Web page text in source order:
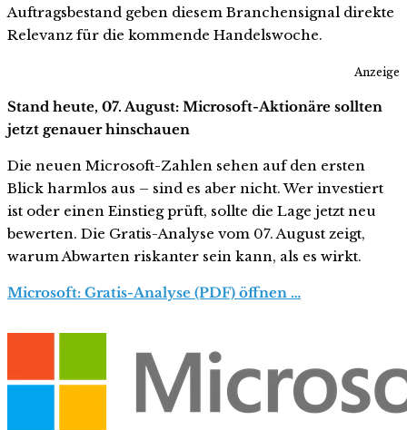
Auftragsbestand geben diesem Branchensignal direkte
Relevanz für die kommende Handelswoche.
Anzeige
Stand heute, 07. August: Microsoft-Aktionäre sollten
jetzt genauer hinschauen
Die neuen Microsoft-Zahlen sehen auf den ersten
Blick harmlos aus – sind es aber nicht. Wer investiert
ist oder einen Einstieg prüft, sollte die Lage jetzt neu
bewerten. Die Gratis-Analyse vom 07. August zeigt,
warum Abwarten riskanter sein kann, als es wirkt.
Microsoft: Gratis-Analyse (PDF) öffnen …